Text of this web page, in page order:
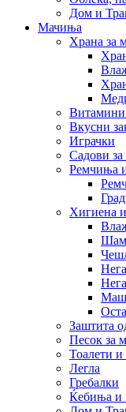
Дом и
Мачиња
Храна за
Вкусни
Играчки
Садови за
Ремчиња
Хигиена
Заштита
Песок за
Тоалети
Легла
Гребалки
Ќебиња и